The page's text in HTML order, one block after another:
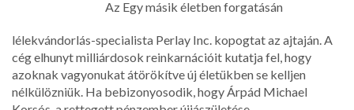
Az Egy másik életben forgatásán
lélekvándorlás-specialista Perlay Inc. kopogtat az ajtaján. A
cég elhunyt milliárdosok reinkarnációit kutatja fel, hogy
azoknak vagyonukat átörökítve új életükben se kelljen
nélkülözniük. Ha bebizonyosodik, hogy Árpád Michael